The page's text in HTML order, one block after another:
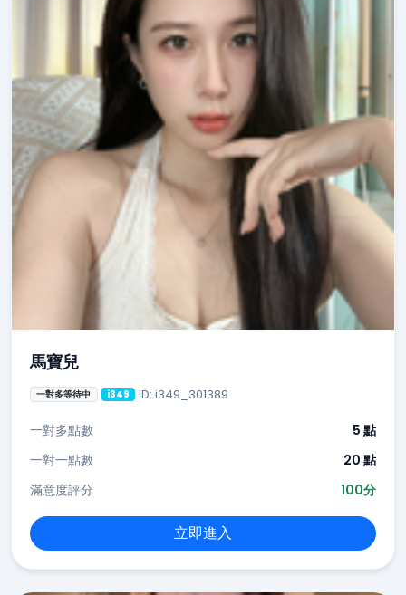
馬寶兒
一對多等待中 i349 ID: i349_301389
一對多點數
5 點
一對一點數
20 點
滿意度評分
100分
立即進入